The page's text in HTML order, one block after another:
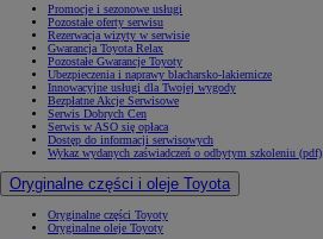
Promocje i sezonowe usługi
Pozostałe oferty serwisu
Rezerwacja wizyty w serwisie
Gwarancja Toyota Relax
Pozostałe Gwarancje Toyoty
Ubezpieczenia i naprawy blacharsko-lakiernicze
Innowacyjne usługi dla Twojej wygody
Bezpłatne Akcje Serwisowe
Serwis Dobrych Cen
Serwis w ASO się opłaca
Dostęp do informacji serwisowych
Wykaz wydanych zaświadczeń o odbytym szkoleniu (pdf)
Oryginalne części i oleje Toyota
Oryginalne części Toyoty
Oryginalne oleje Toyoty